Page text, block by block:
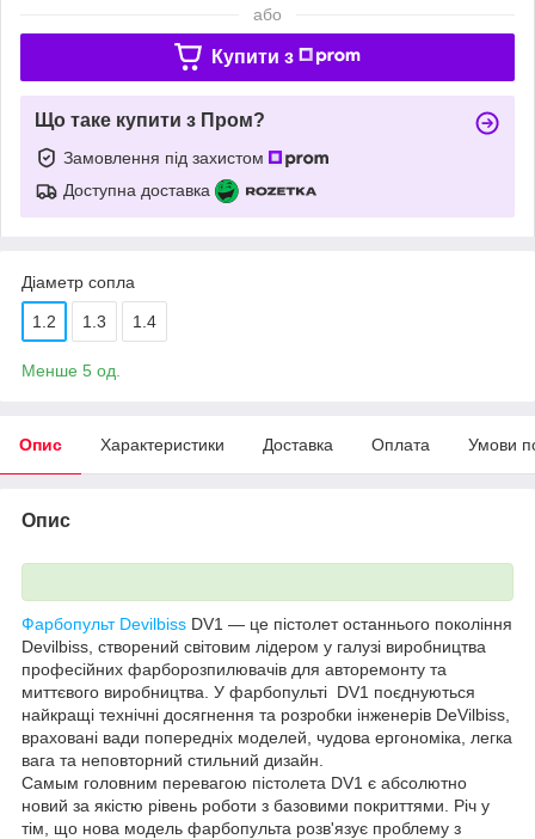
або
Купити з
Що таке купити з Пром?
Замовлення під захистом
Доступна доставка
Діаметр сопла
1.2 1.3 1.4
Менше 5 од.
Опис Характеристики Доставка Оплата Умови
Опис
Фарбопульт Devilbiss DV1 — це пістолет останнього покоління
Devilbiss, створений світовим лідером у галузі виробництва
професійних фарборозпилювачів для авторемонту та
миттєвого виробництва. У фарбопульті DV1 поєднуються
найкращі технічні досягнення та розробки інженерів DeVilbiss,
враховані вади попередніх моделей, чудова ергономіка, легка
вага та неповторний стильний дизайн.
Самым головним перевагою пістолета DV1 є абсолютно
новий за якістю рівень роботи з базовими покриттями. Річ у
тім, що нова модель фарбопульта розв'язує проблему з